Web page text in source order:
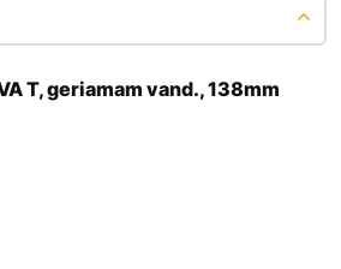
T, geriamam vand., 138mm